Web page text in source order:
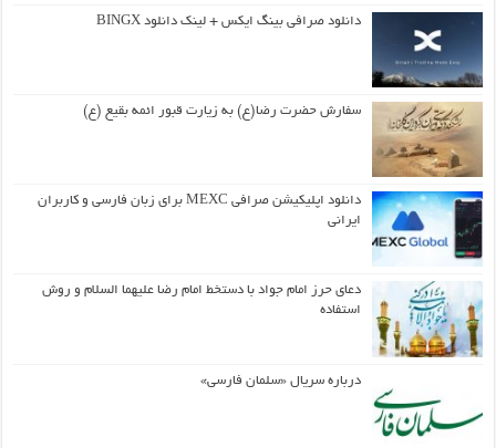
دانلود صرافی بینگ ایکس + لینک دانلود BINGX
سفارش حضرت رضا(ع) به زیارت قبور ائمه بقیع (ع)
دانلود اپلیکیشن صرافی MEXC برای زبان فارسی و کاربران
ایرانی
دعای حرز امام جواد با دستخط امام رضا علیهما السلام و روش
استفاده
درباره سریال «سلمان فارسی»